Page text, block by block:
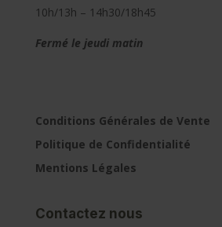
10h/13h – 14h30/18h45
Fermé le jeudi matin
Conditions Générales de Vente
Politique de Confidentialité
Mentions Légales
Contactez nous